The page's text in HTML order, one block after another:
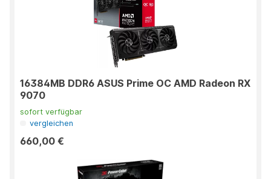
16384MB DDR6 ASUS Prime OC AMD Radeon RX
9070
sofort verfügbar
vergleichen
660,00 €